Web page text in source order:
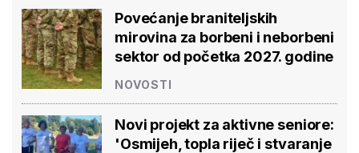
Povećanje braniteljskih
mirovina za borbeni i neborbeni
sektor od početka 2027. godine
NOVOSTI
Novi projekt za aktivne seniore:
'Osmijeh, topla riječ i stvaranje